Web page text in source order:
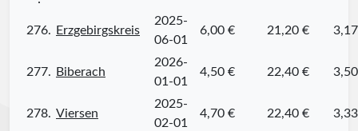
276. Erzgebirgskreis
2025-
06-01
6,00 € 21,20 €
277. Biberach
2026-
01-01
4,50 € 22,40 €
278. Viersen
2025-
02-01
4,70 € 22,40 €